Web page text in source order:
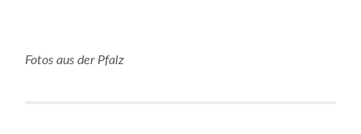
Fotos aus der Pfalz